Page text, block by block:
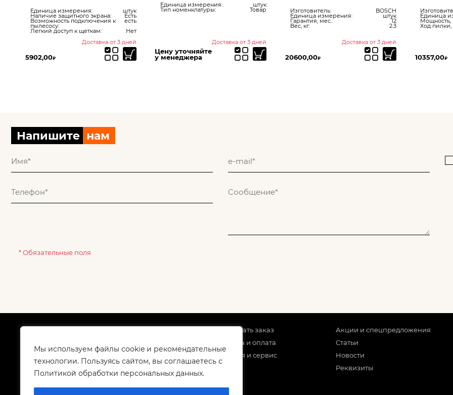
Мы используем файлы cookie и рекомендательные
технологии. Пользуясь сайтом, вы соглашаетесь с
Политикой обработки персональных данных.
штук
Есть
есть
Нет
штук
Тип номенклатуры: Товар
Доставка от 3 дней
Цену уточняйте
у менеджера
Изготовитель: BOSCH
штук
12
2.3
Доставка от 3 дней
20600,00
Изготовитель: BOSCH
Единица измерения: штук
Мощность, Вт: 720
26
Доставка от 3 дней
Напишите нам
* Обязательные поля
Корпоративным клиентам
Контакты
Как сделать заказ
Доставка и оплата
Гарантия и сервис
Акции и спецпредложения
Статьи
Новости
Реквизиты